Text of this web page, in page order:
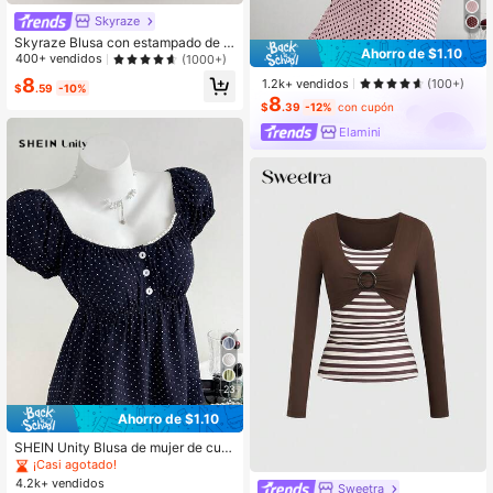
Skyraze
Skyraze Blusa con estampado de lu
nares, abertura asimétrica con lazo,
400+ vendidos (1000+)
$8.59 -10%
23
Ahorro de $1.10
SHEIN Unity Blusa de mujer de cuel
lo cuadrado cómoda con estampad
o de lunares y manga corta
¡Casi agotado!
4.2k+ vendidos
Ahorro de $1.10
1.2k+ vendidos (100+)
$8.39 -12% con cupón
Elamini
Sweetra